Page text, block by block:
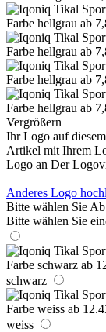
Vergrößern
Ihr Logo auf
Artikel mit Ihrem
Logo an Der
Anderes Logo
Bitte wählen Sie Ab
Bitte wählen Sie
schwarz
weiss